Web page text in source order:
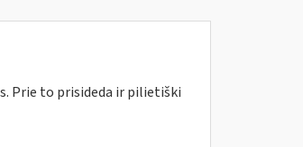
Prie to prisideda ir pilietiški